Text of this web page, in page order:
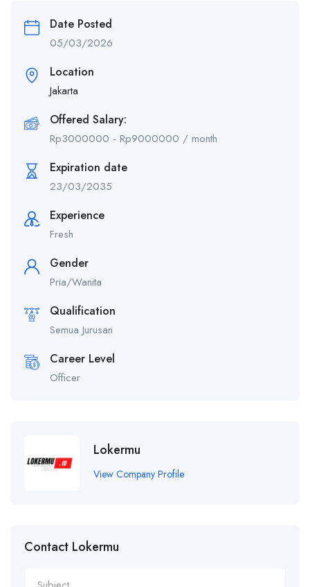
Date Posted
05/03/2026
Location
Jakarta
Offered Salary:
Rp3000000 - Rp9000000 / month
Expiration date
23/03/2035
Experience
Fresh
Gender
Pria/Wanita
Qualification
Semua Jurusan
Career Level
Officer
Lokermu
View Company Profile
Contact Lokermu